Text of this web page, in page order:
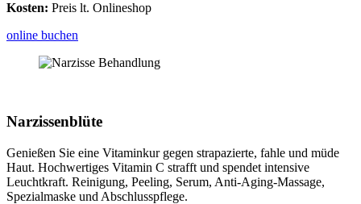
Kosten: Preis lt. Onlineshop
online buchen
Narzissenblüte
Genießen Sie eine Vitaminkur gegen strapazierte, fahle und müde
Haut. Hochwertiges Vitamin C strafft und spendet intensive
Leuchtkraft. Reinigung, Peeling, Serum, Anti-Aging-Massage,
Spezialmaske und Abschlusspflege.